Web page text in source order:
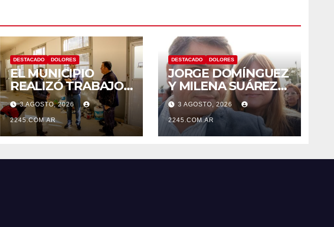
DESTACADO DOLORES
EL MUNICIPIO
REALIZÓ TRABAJOS
DE PINTURA EN LA
ESCUELA N.º 10
3 AGOSTO, 2026
2245.COM.AR
DESTACADO DOLORES
JORGE DOMÍNGUEZ
Y MILENA SUÁREZ
INTENSIFICAN LA
AGENDA
OPOSITORA EN
DOLORES CON UNA
DENUNCIAS Y
3 AGOSTO, 2026
2245.COM.AR